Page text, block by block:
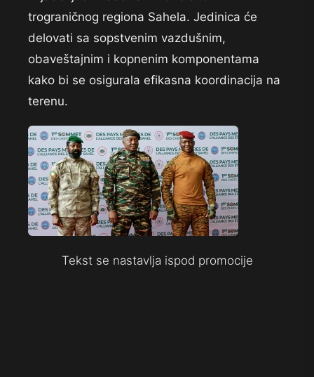
trograničnog regiona Sahela. Jedinica će
delovati sa sopstvenim vazdušnim,
obaveštajnim i kopnenim komponentama
kako bi se osigurala efikasna koordinacija na
terenu.
Tekst se nastavlja ispod promocije